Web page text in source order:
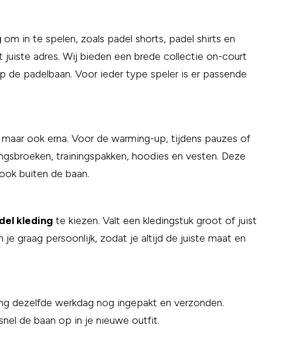
om in te spelen, zoals padel shorts, padel shirts en
juiste adres. Wij bieden een brede collectie on-court
padelbaan. Voor ieder type speler is er passende
ook erna. Voor de warming-up, tijdens pauzes of
trainingspakken, hoodies en vesten. Deze
buiten de baan.
kleding te kiezen. Valt een kledingstuk groot of juist
graag persoonlijk, zodat je altijd de juiste maat en
dezelfde werkdag nog ingepakt en verzonden.
de baan op in je nieuwe outfit.